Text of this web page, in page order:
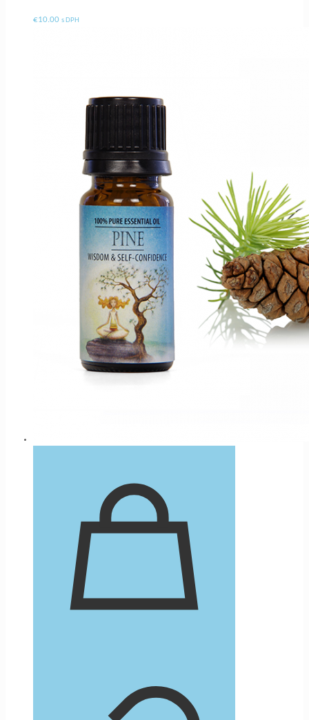
€10.00 s DPH